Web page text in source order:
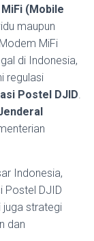
(Mobile
maupun
MiFi
di Indonesia,
regulasi
Postel DJID.
Indonesia,
Postel DJID
juga strategi
dan